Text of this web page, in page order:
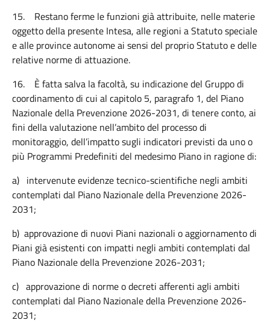
15. Restano ferme le funzioni già attribuite, nelle materie
oggetto della presente Intesa, alle regioni a Statuto speciale
e alle province autonome ai sensi del proprio Statuto e delle
relative norme di attuazione.
16. È fatta salva la facoltà, su indicazione del Gruppo di
coordinamento di cui al capitolo 5, paragrafo 1, del Piano
Nazionale della Prevenzione 2026-2031, di tenere conto, ai
fini della valutazione nell’ambito del processo di
monitoraggio, dell’impatto sugli indicatori previsti da uno o
più Programmi Predefiniti del medesimo Piano in ragione di:
a) intervenute evidenze tecnico-scientifiche negli ambiti
contemplati dal Piano Nazionale della Prevenzione 2026-
2031;
b) approvazione di nuovi Piani nazionali o aggiornamento di
Piani già esistenti con impatti negli ambiti contemplati dal
Piano Nazionale della Prevenzione 2026-2031;
c) approvazione di norme o decreti afferenti agli ambiti
contemplati dal Piano Nazionale della Prevenzione 2026-
2031;